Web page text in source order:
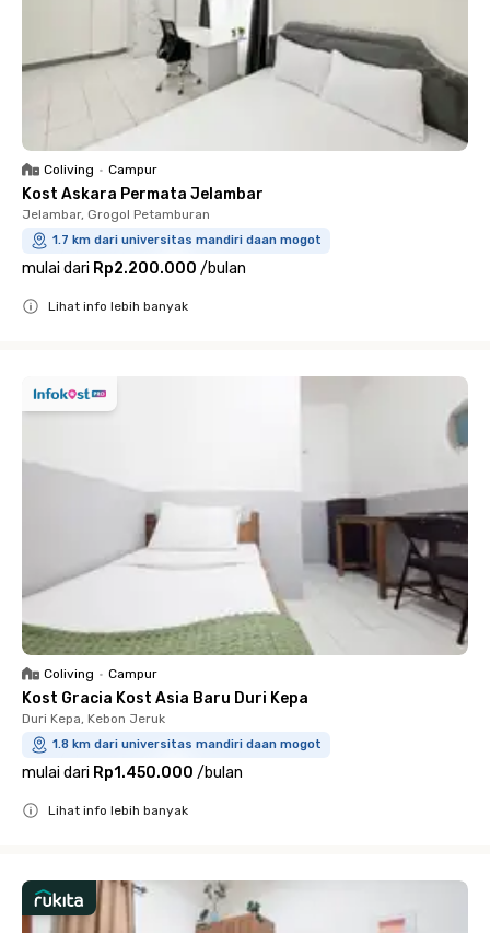
Coliving • Campur
Kost Askara Permata Jelambar
Jelambar, Grogol Petamburan
1.7 km dari universitas mandiri daan mogot
mulai dari Rp2.200.000 /bulan
Lihat info lebih banyak
Coliving • Campur
Kost Gracia Kost Asia Baru Duri Kepa
Duri Kepa, Kebon Jeruk
1.8 km dari universitas mandiri daan mogot
mulai dari Rp1.450.000 /bulan
Lihat info lebih banyak